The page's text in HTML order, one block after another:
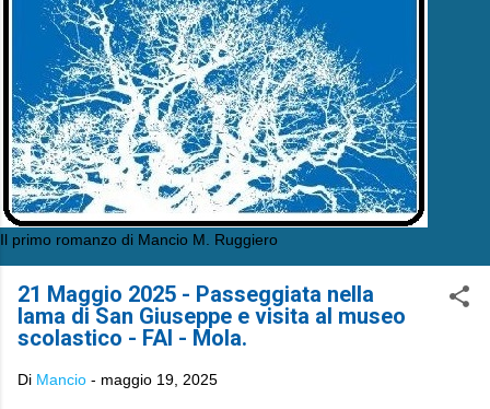
Il primo romanzo di Mancio M. Ruggiero
21 Maggio 2025 - Passeggiata nella
lama di San Giuseppe e visita al museo
scolastico - FAI - Mola.
Di Mancio - maggio 19, 2025